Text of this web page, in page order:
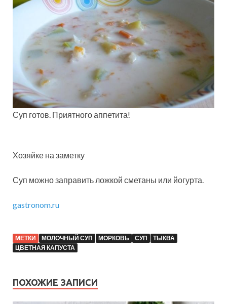
Суп готов. Приятного аппетита!
Хозяйке на заметку
Суп можно заправить ложкой сметаны или йогурта.
gastronom.ru
МЕТКИ МОЛОЧНЫЙ СУП МОРКОВЬ СУП
ТЫКВА
ЦВЕТНАЯ КАПУСТА
ПОХОЖИЕ ЗАПИСИ